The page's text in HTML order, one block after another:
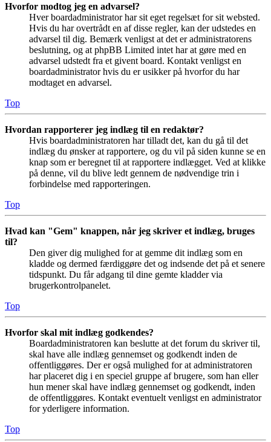
Hvorfor modtog jeg en advarsel?
Hver boardadministrator har sit eget regelsæt for sit websted.
Hvis du har overtrådt en af disse regler, kan der udstedes en
advarsel til dig. Bemærk venligst at det er administratorens
beslutning, og at phpBB Limited intet har at gøre med en
advarsel udstedt fra et givent board. Kontakt venligst en
boardadministrator hvis du er usikker på hvorfor du har
modtaget en advarsel.
Top
Hvordan rapporterer jeg indlæg til en redaktør?
Hvis boardadministratoren har tilladt det, kan du gå til det
indlæg du ønsker at rapportere, og du vil på siden kunne se en
knap som er beregnet til at rapportere indlægget. Ved at klikke
på denne, vil du blive ledt gennem de nødvendige trin i
forbindelse med rapporteringen.
Top
Hvad kan "Gem" knappen, når jeg skriver et indlæg, bruges
til?
Den giver dig mulighed for at gemme dit indlæg som en
kladde og dermed færdiggøre det og indsende det på et senere
tidspunkt. Du får adgang til dine gemte kladder via
brugerkontrolpanelet.
Top
Hvorfor skal mit indlæg godkendes?
Boardadministratoren kan beslutte at det forum du skriver til,
skal have alle indlæg gennemset og godkendt inden de
offentliggøres. Der er også mulighed for at administratoren
har placeret dig i en speciel gruppe af brugere, som han eller
hun mener skal have indlæg gennemset og godkendt, inden
de offentliggøres. Kontakt eventuelt venligst en administrator
for yderligere information.
Top